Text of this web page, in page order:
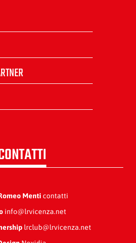
Menti contatti
info@lrvicenza.net
lrclub@lrvicenza.net